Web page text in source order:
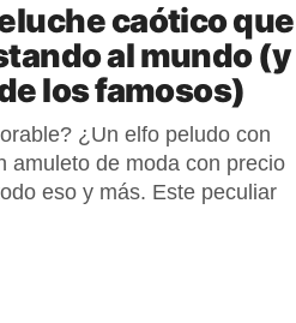
caótico que
al mundo (y
los famosos)
¿Un elfo peludo con
amuleto de moda con precio
eso y más. Este peculiar